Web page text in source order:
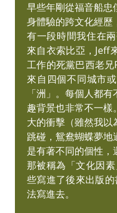
早些年剛從福音船忠
身體驗的跨文化經歷
有一段時間我住在
來自衣索比亞，Jeff
工作的死黨巴西老
來自四個不同城市
「洲」。每個人都
趣背景也非常不一
大的衝擊（雖然我
跳碰，鴛鴦蝴蝶夢
是有著不同的個性
那被稱為「文化因
些寫進了後來出版
法寫進去。